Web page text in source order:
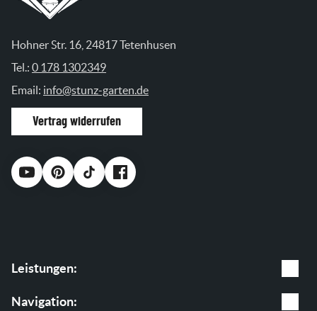
Hohner Str. 16, 24817 Tetenhusen
Tel.: 0 178 1302349
Email: info@stunz-garten.de
Vertrag widerrufen
Leistungen:
Gartenpflege
Navigation: